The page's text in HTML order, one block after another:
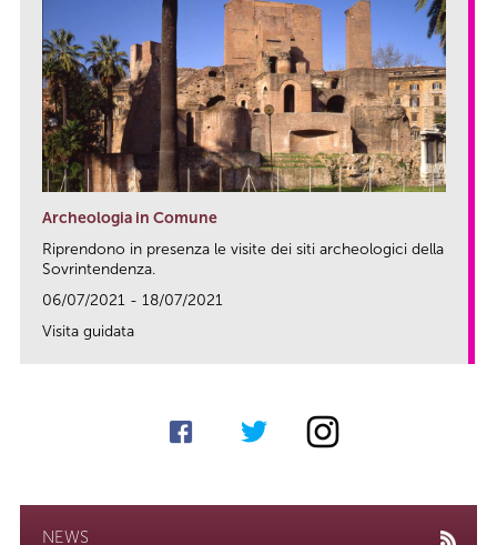
Archeologia in Comune
Riprendono in presenza le visite dei siti archeologici della
Sovrintendenza.
06/07/2021 - 18/07/2021
Visita guidata
NEWS